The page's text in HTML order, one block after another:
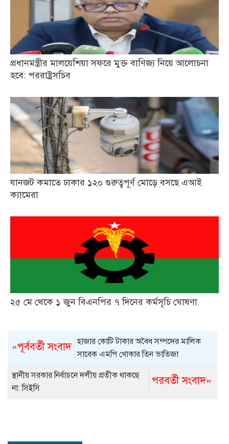
প্রধানমন্ত্রীর মালয়েশিয়া সফরে মুক্ত বাণিজ্য নিয়ে আলোচনা
হবে: পররাষ্ট্রসচিব
যানজট কমাতে ঢাকার ১২০ গুরুত্বপূর্ণ মোড়ে বসছে এআই
ক্যামেরা
২৫ মে থেকে ১ জুন বিএনপির ৭ দিনের কর্মসূচি ঘোষণা
«পূর্ববর্তী সংবাদ হাজার কোটি টাকার অবৈধ সম্পদের মালিক
সাবেক এমপি খোকার তিন ভাতিজা
পরবর্তী সংবাদ»
স্থানীয় সরকার নির্বাচনে দলীয় প্রতীক থাকছে
না: সিইসি